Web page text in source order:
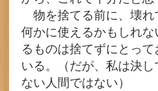
物を捨てる前に、壊
何かに使えるかもしれな
るものは捨てずにとっ
いる。（だが、私は決
ない人間ではない）